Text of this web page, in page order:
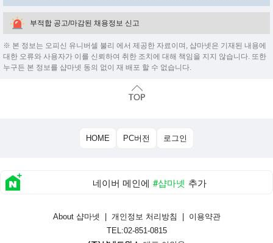
부적합 공고/마감된 채용정보 신고
※ 본 정보는 오피신 유니버셀 불리 에서 제공한 자료이며, 샵마넷은 기재된 내용에
대한 오류와 사용자가 이를 신뢰하여 취한 조치에 대해 책임을 지지 않습니다. 또한
누구든 본 정보를 샵마넷 동의 없이 재 배포 할 수 없습니다.
HOME PC버전 로그인
네이버 메인에 #샵마넷 추가
About 샵마넷 개인정보 처리방침
이용약관
TEL:02-851-0815